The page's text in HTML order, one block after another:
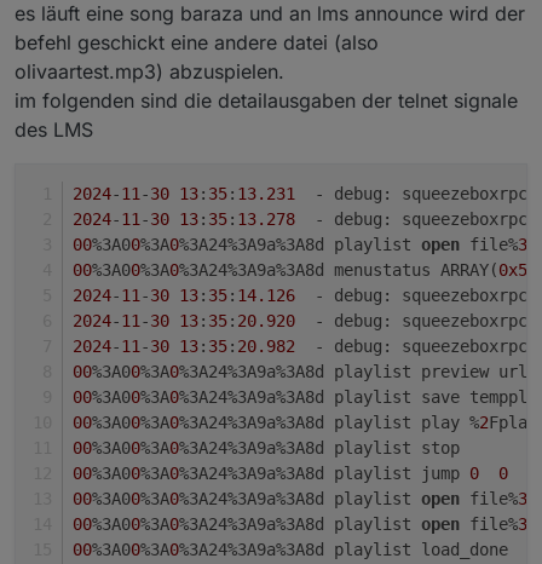
"playlistcontrol","cmd:load","playlist_id:
20312"
dann kann man die playlist abspielen.
bekomme ich diese ID
Da mache ich dann dieses Befehl draus und
kopiere ihn in den "cmdGeneral"
Datenpunk.
Dann passiert aber leider nichts.
Mache ich da noch etwas falsch?
Die neue Version 1.5.1 habe ich bereits
installiert.
es läuft eine song baraza und an lms announce wird der
befehl geschickt eine andere datei (also
olivaartest.mp3) abzuspielen.
im folgenden sind die detailausgaben der telnet signale
des LMS
2024-11-30 13: 35: 13.231
  - debug: squeezeboxrpc.
2024-11-30 13: 35: 13.278
  - debug: squeezeboxrpc.
00%3A00%3A0%3A24%3A9a%3A8d playlist open file%3
00%3A00%3A0%3A24%3A9a%3A8d menustatus ARRAY(
2024-11-30 13: 35: 14.126
  - debug: squeezeboxrpc.
2024-11-30 13: 35: 20.920
  - debug: squeezeboxrpc.
2024-11-30 13: 35: 20.982
  - debug: squeezeboxrpc.
00%3A00%3A0%3A24%3A9a%3A8d playlist preview
00%3A00%3A0%3A24%3A9a%3A8d playlist save
00%3A00%3A0%3A24%3A9a%3A8d playlist play %2
00%3A00%3A0%3A24%3A9a%3A8d playlist stop
00%3A00%3A0%3A24%3A9a%3A8d playlist jump 0
0
00%3A00%3A0%3A24%3A9a%3A8d playlist open file%3
00%3A00%3A0%3A24%3A9a%3A8d playlist open file%3
00%3A00%3A0%3A24%3A9a%3A8d playlist load_done